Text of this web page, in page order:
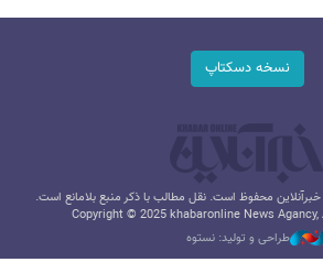
نسخه دسکتاپ
محفوظ است. نقل مطالب با ذکر منبع بلامانع است.
Copyright © 2025 khabaronline News
طراحی و تولید: نستوه